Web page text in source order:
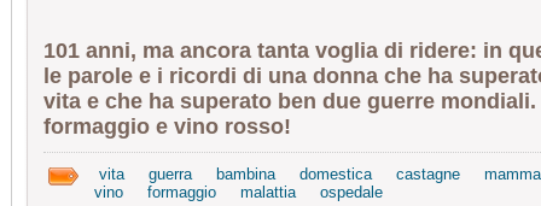
101 anni, ma ancora tanta voglia di ridere: in
le parole e i ricordi di una donna che ha
vita e che ha superato ben due guerre
formaggio e vino rosso!
vita guerra bambina domestica castagne
mamma
vino
formaggio malattia ospedale